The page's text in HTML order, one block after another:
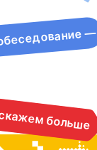
—
больше